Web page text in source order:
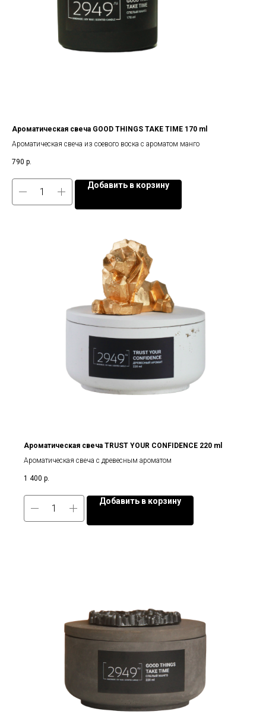
Ароматическая свеча GOOD THINGS TAKE TIME 170 ml
Ароматическая свеча из соевого воска с ароматом манго
790 р.
Добавить в корзину
Ароматическая свеча TRUST YOUR CONFIDENCE 220 ml
Ароматическая свеча с древесным ароматом
1 400 р.
Добавить в корзину